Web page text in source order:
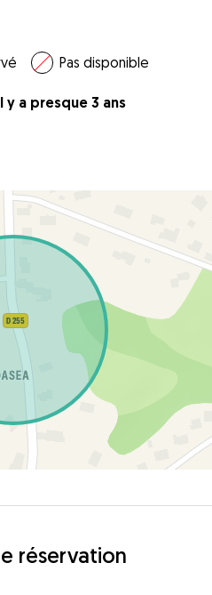
Pas disponible
a presque 3 ans
réservation